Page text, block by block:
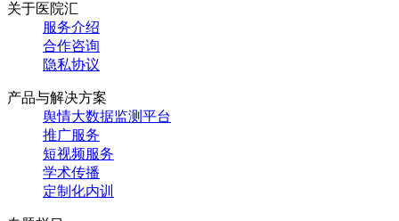
关于医院汇
服务介绍
合作咨询
隐私协议
产品与解决方案
舆情大数据监测平台
推广服务
短视频服务
学术传播
定制化内训